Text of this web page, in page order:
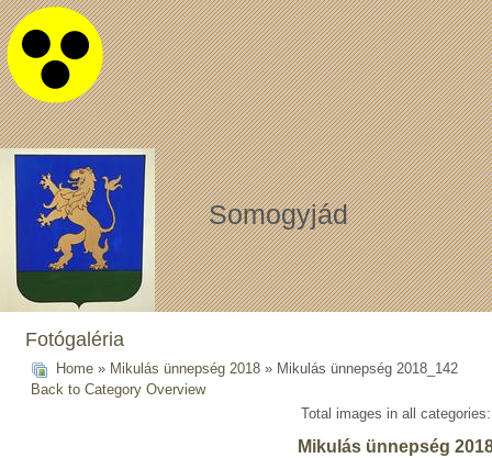
Somogyjád
Fotógaléria
Home » Mikulás ünnepség 2018 » Mikulás ünnepség 2018_142
Back to Category Overview
Total images in all
Mikulás ünnepség